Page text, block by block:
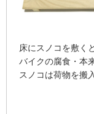
床にスノコを敷く
バイクの腐食・本
スノコは荷物を搬